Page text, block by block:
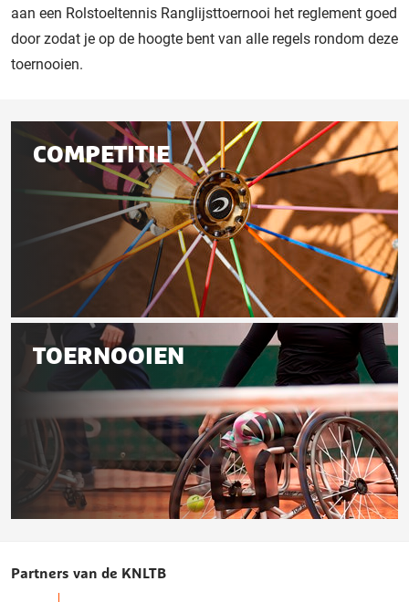
aan een Rolstoeltennis Ranglijsttoernooi het reglement goed
door zodat je op de hoogte bent van alle regels rondom deze
toernooien.
Gerelateerd
aan
deze
pagina
COMPETITIE
Competitie
TOERNOOIEN
Partners van de KNLTB